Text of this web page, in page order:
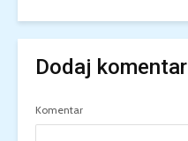
Dodaj komentar
Komentar